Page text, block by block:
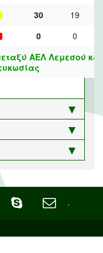
30 19
0
0
ΑΕΛ Λεμεσού και
·